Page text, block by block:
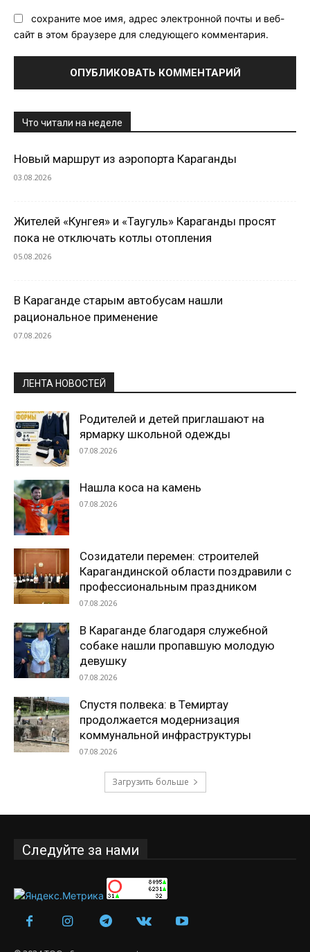
сохраните мое имя, адрес электронной почты и веб-
сайт в этом браузере для следующего комментария.
Что читали на неделе
Новый маршрут из аэропорта Караганды
03.08.2026
Жителей «Кунгея» и «Таугуль» Караганды просят
пока не отключать котлы отопления
05.08.2026
В Караганде старым автобусам нашли
рациональное применение
07.08.2026
ЛЕНТА НОВОСТЕЙ
Родителей и детей приглашают на
ярмарку школьной одежды
07.08.2026
Нашла коса на камень
07.08.2026
Созидатели перемен: строителей
Карагандинской области поздравили с
профессиональным праздником
07.08.2026
В Караганде благодаря служебной
собаке нашли пропавшую молодую
девушку
07.08.2026
Спустя полвека: в Темиртау
продолжается модернизация
коммунальной инфраструктуры
07.08.2026
Загрузить больше
Следуйте за нами